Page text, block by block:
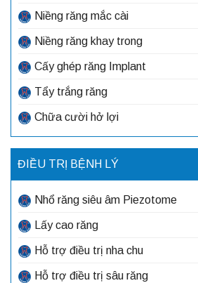
Niềng răng mắc cài
Niềng răng khay trong
Cấy ghép răng Implant
Tẩy trắng răng
Chữa cười hở lợi
ĐIỀU TRỊ BỆNH LÝ
Nhổ răng siêu âm Piezotome
Lấy cao răng
Hỗ trợ điều trị nha chu
Hỗ trợ điều trị sâu răng